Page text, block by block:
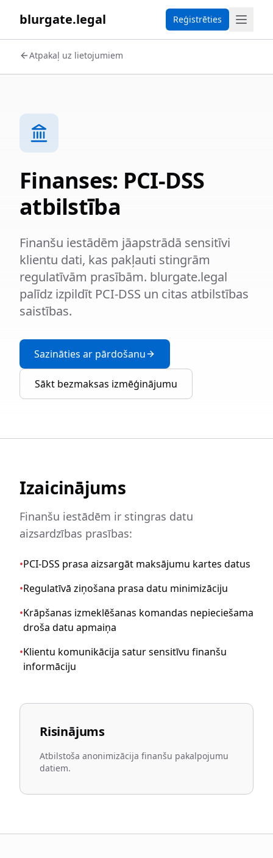
blurgate.legal Reģistrēties
Atpakaļ uz lietojumiem
Finanses: PCI-DSS
atbilstība
Finanšu iestādēm jāapstrādā sensitīvi
klientu dati, kas pakļauti stingrām
regulatīvām prasībām. blurgate.legal
palīdz izpildīt PCI-DSS un citas atbilstības
saistības.
Sazināties ar pārdošanu
Sākt bezmaksas izmēģinājumu
Izaicinājums
Finanšu iestādēm ir stingras datu
aizsardzības prasības:
•PCI-DSS prasa aizsargāt maksājumu kartes datus
•Regulatīvā ziņošana prasa datu minimizāciju
•Krāpšanas izmeklēšanas komandas nepieciešama
droša datu apmaiņa
•Klientu komunikācija satur sensitīvu finanšu
informāciju
Risinājums
Atbilstoša anonimizācija finanšu pakalpojumu
datiem.